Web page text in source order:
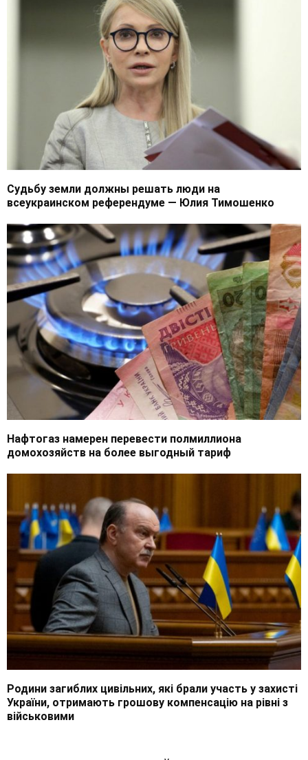
Судьбу земли должны решать люди на
всеукраинском референдуме — Юлия Тимошенко
Нафтогаз намерен перевести полмиллиона
домохозяйств на более выгодный тариф
Родини загиблих цивільних, які брали участь у захисті
України, отримають грошову компенсацію на рівні з
військовими